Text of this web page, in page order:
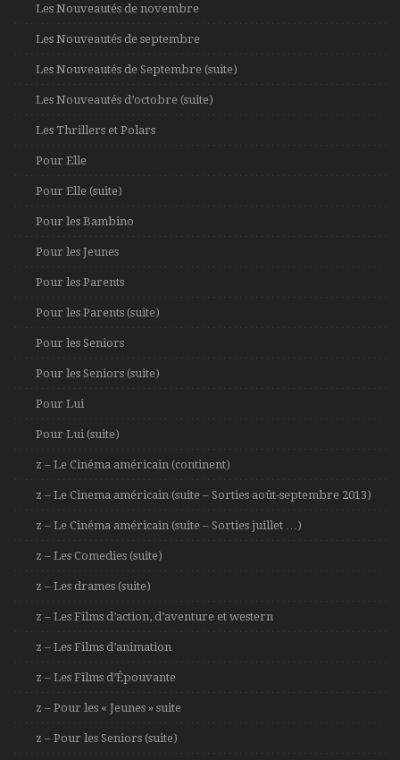
Les Nouveautés de novembre
Les Nouveautés de septembre
Les Nouveautés de Septembre (suite)
Les Nouveautés d’octobre (suite)
Les Thrillers et Polars
Pour Elle
Pour Elle (suite)
Pour les Bambino
Pour les Jeunes
Pour les Parents
Pour les Parents (suite)
Pour les Seniors
Pour les Seniors (suite)
Pour Lui
Pour Lui (suite)
z – Le Cinéma américain (continent)
z – Le Cinema américain (suite – Sorties août-septembre 2013)
z – Le Cinéma américain (suite – Sorties juillet …)
z – Les Comedies (suite)
z – Les drames (suite)
z – Les Films d’action, d’aventure et western
z – Les Films d’animation
z – Les Films d’Épouvante
z – Pour les « Jeunes » suite
z – Pour les Seniors (suite)